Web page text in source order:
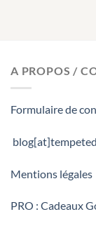
A PROPOS /
Formulaire de
Mentions légales
PRO : Cadeaux